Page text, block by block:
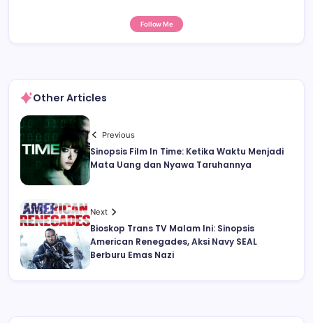
Follow Me
Other Articles
Previous
Sinopsis Film In Time: Ketika Waktu Menjadi
Mata Uang dan Nyawa Taruhannya
Next
Bioskop Trans TV Malam Ini: Sinopsis
American Renegades, Aksi Navy SEAL
Berburu Emas Nazi